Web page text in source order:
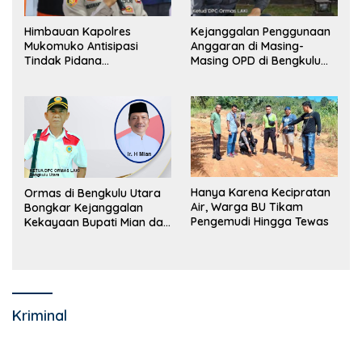
Himbauan Kapolres
Mukomuko Antisipasi
Tindak Pidana
Kejanggalan Penggunaan
Anggaran di Masing-
Masing OPD di Bengkulu
Ormas di Bengkulu Utara
Bongkar Kejanggalan
Kekayaan Bupati Mian dan
Hanya Karena Kecipratan
Air, Warga BU Tikam
Pengemudi Hingga Tewas
Kriminal